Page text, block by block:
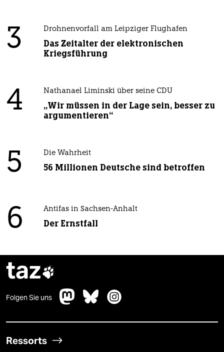
3 Drohnenvorfall am Leipziger Flughafen
Das Zeitalter der elektronischen
Kriegsführung
4 Nathanael Liminski über seine CDU
„Wir müssen in der Lage sein, besser zu
argumentieren“
5 Die Wahrheit
56 Millionen Deutsche sind betroffen
6 Antifas in Sachsen-Anhalt
Der Ernstfall
taz
Folgen Sie uns
Ressorts